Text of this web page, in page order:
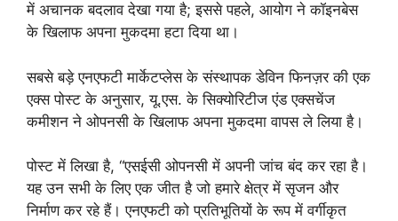
में अचानक बदलाव देखा गया है; इससे पहले, आयोग ने कॉइनबेस
के खिलाफ अपना मुकदमा हटा दिया था।
सबसे बड़े एनएफटी मार्केटप्लेस के संस्थापक डेविन फिनज़र की एक
एक्स पोस्ट के अनुसार, यू.एस. के सिक्योरिटीज एंड एक्सचेंज
कमीशन ने ओपनसी के खिलाफ अपना मुकदमा वापस ले लिया है।
पोस्ट में लिखा है, “एसईसी ओपनसी में अपनी जांच बंद कर रहा है।
यह उन सभी के लिए एक जीत है जो हमारे क्षेत्र में सृजन और
निर्माण कर रहे हैं। एनएफटी को प्रतिभूतियों के रूप में वर्गीकृत